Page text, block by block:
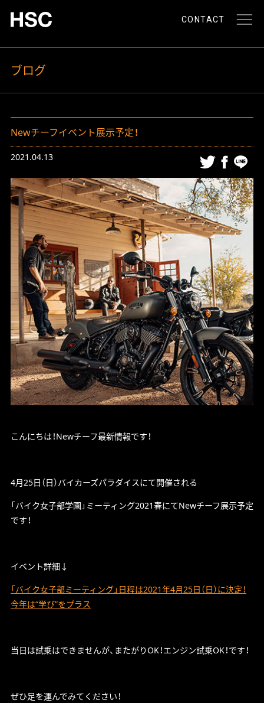
CONTACT
ブログ
Newチーフイベント展示予定！
2021.04.13
こんにちは！Newチーフ最新情報です！
4月25日（日）バイカーズパラダイスにて開催される
「バイク女子部学園」ミーティング2021春にてNewチーフ展示予定
です！
イベント詳細↓
「バイク女子部ミーティング」日程は2021年4月25日（日）に決定！
今年は“学び”をプラス
当日は試乗はできませんが、またがりOK！エンジン試乗OK！です！
ぜひ足を運んでみてください！